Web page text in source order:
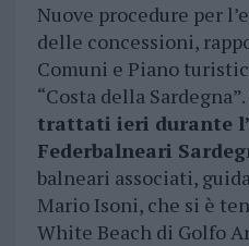
Nuove procedure per
delle concessioni,
Comuni e Piano
“Costa della Sardegna”.
trattati ieri durante
Federbalneari
balneari associati,
Mario Isoni, che si è
White Beach di Golfo